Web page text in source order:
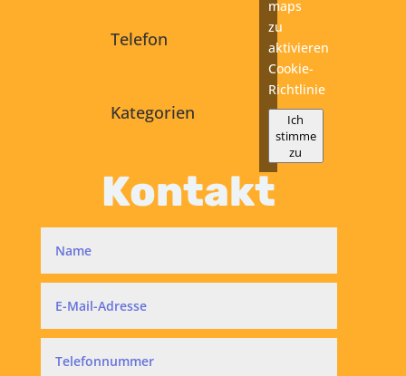
Telefon
Kategorien
maps
zu
aktivieren
Cookie-
Richtlinie
Ich
stimme
zu
Kontakt